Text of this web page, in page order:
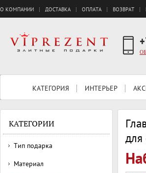
О КОМПАНИИ ДОСТАВКА ОПЛАТА ВОЗВРАТ
КАТЕГОРИЯ ИНТЕРЬЕР
для
КАТЕГОРИИ
Тип подарка
Материал